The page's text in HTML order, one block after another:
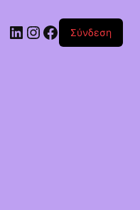
Linkedin
Instagram
Facebook
Σύνδεση